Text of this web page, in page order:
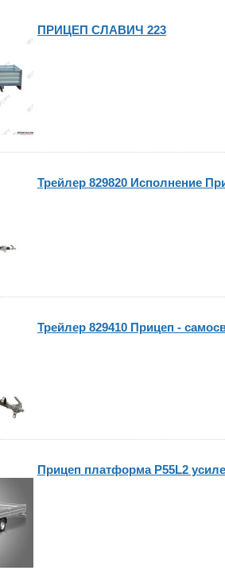
ПРИЦЕП СЛАВИЧ 223
Трейлер 829820 Исполнение
Трейлер 829410 Прицеп -
Прицеп платформа P55L2